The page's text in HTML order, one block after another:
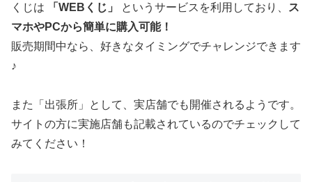
くじは 「WEBくじ」 というサービスを利用しており、
ス
マホやPCから簡単に購入可能！
販売期間中なら、好きなタイミングでチャレンジできます
♪
また「出張所」として、実店舗でも開催されるようです。
サイトの方に実施店舗も記載されているのでチェックして
みてください！